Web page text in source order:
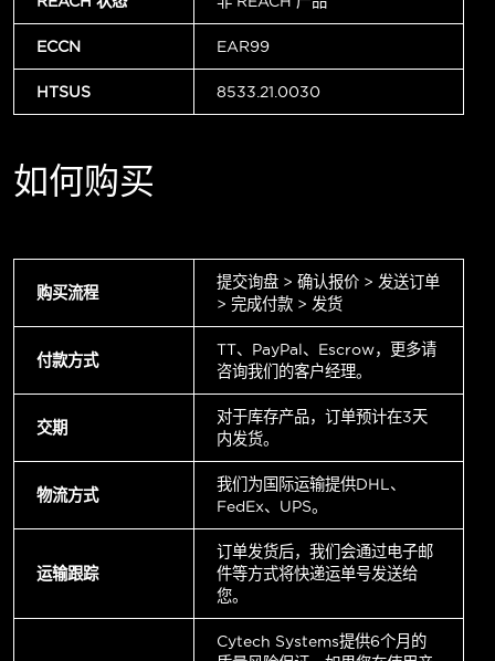
ECCN EAR99
HTSUS 8533.21.0030
如何购买
购买流程
提交询盘 > 确认报价 > 发送订单
> 完成付款 > 发货
付款方式
TT、PayPal、Escrow，更多请
咨询我们的客户经理。
交期
对于库存产品，订单预计在3天
内发货。
物流方式
我们为国际运输提供DHL、
FedEx、UPS。
运输跟踪
订单发货后，我们会通过电子邮
件等方式将快递运单号发送给
您。
Cytech Systems提供6个月的